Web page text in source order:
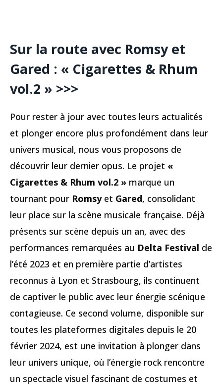
Sur la route avec Romsy et
Gared : « Cigarettes & Rhum
vol.2 » >>>
Pour rester à jour avec toutes leurs actualités
et plonger encore plus profondément dans leur
univers musical, nous vous proposons de
découvrir leur dernier opus. Le projet «
Cigarettes & Rhum vol.2 » marque un
tournant pour Romsy et Gared, consolidant
leur place sur la scène musicale française. Déjà
présents sur scène depuis un an, avec des
performances remarquées au Delta Festival de
l’été 2023 et en première partie d’artistes
reconnus à Lyon et Strasbourg, ils continuent
de captiver le public avec leur énergie scénique
contagieuse. Ce second volume, disponible sur
toutes les plateformes digitales depuis le 20
février 2024, est une invitation à plonger dans
leur univers unique, où l’énergie rock rencontre
un spectacle visuel fascinant de costumes et